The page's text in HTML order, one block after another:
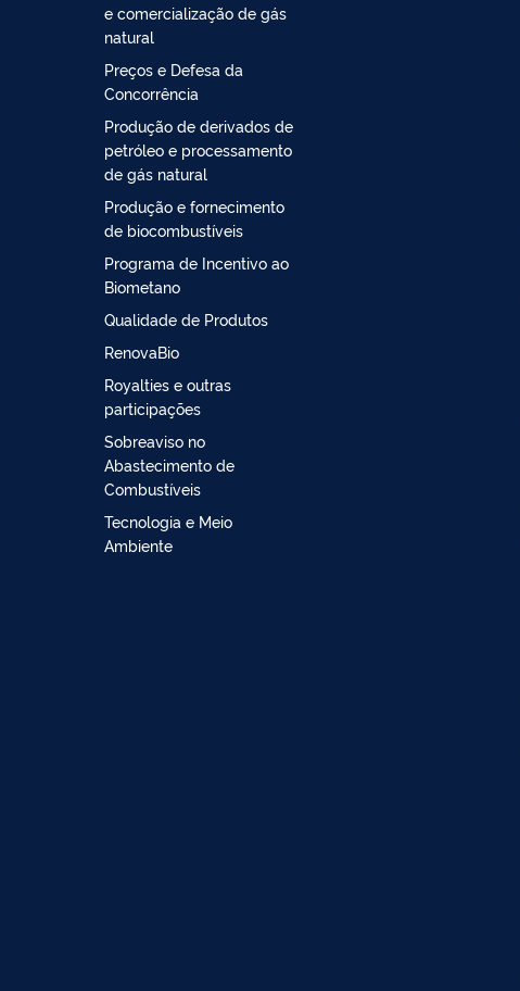
e comercialização de gás
natural
Preços e Defesa da
Concorrência
Produção de derivados de
petróleo e processamento
de gás natural
Produção e fornecimento
de biocombustíveis
Programa de Incentivo ao
Biometano
Qualidade de Produtos
RenovaBio
Royalties e outras
participações
Sobreaviso no
Abastecimento de
Combustíveis
Tecnologia e Meio
Ambiente